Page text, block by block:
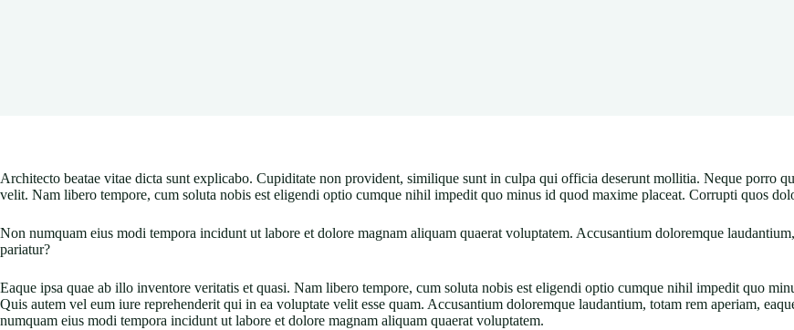
Architecto beatae vitae dicta sunt explicabo. Cupiditate non provident, similique sunt in culpa qui officia deserunt mollitia. Neque porro
velit. Nam libero tempore, cum soluta nobis est eligendi optio cumque nihil impedit quo minus id quod maxime placeat. Corrupti quos
Non numquam eius modi tempora incidunt ut labore et dolore magnam aliquam quaerat voluptatem. Accusantium doloremque
pariatur?
Eaque ipsa quae ab illo inventore veritatis et quasi. Nam libero tempore, cum soluta nobis est eligendi optio cumque nihil impedit quo
Quis autem vel eum iure reprehenderit qui in ea voluptate velit esse quam. Accusantium doloremque laudantium, totam rem aperiam,
numquam eius modi tempora incidunt ut labore et dolore magnam aliquam quaerat voluptatem.